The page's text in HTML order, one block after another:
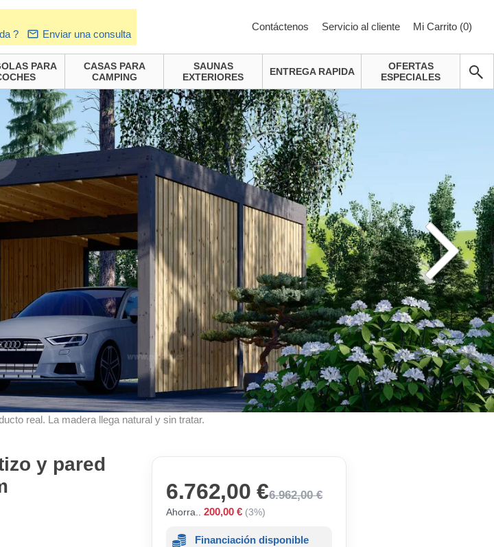
? Enviar una consulta
Contáctenos Servicio al cliente Mi Carrito (0)
PARA
CASAS PARA
CAMPING
SAUNAS
EXTERIORES
ENTREGA RAPIDA
OFERTAS
ESPECIALES
real. La madera llega natural y sin tratar.
y pared
6.762,00 €6.962,00 €
Ahorra.. 200,00 € (3%)
Financiación disponible